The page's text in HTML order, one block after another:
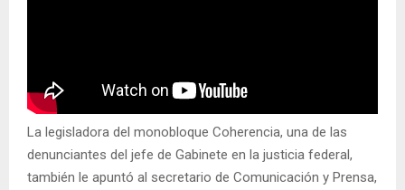
La legisladora del monobloque Coherencia, una de las
denunciantes del jefe de Gabinete en la justicia federal,
también le apuntó al secretario de Comunicación y Prensa,